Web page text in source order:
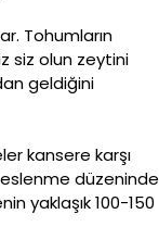
Tohumların
siz olun zeytini
geldiğini
kansere karşı
düzeninde
yaklaşık 100-150